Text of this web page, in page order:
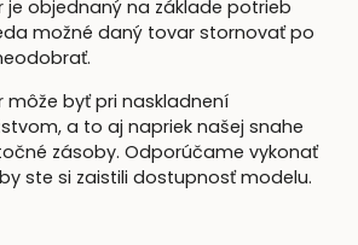
je objednaný na základe potrieb
možné daný tovar stornovať po
môže byť pri naskladnení
a to aj napriek našej snahe
zásoby. Odporúčame vykonať
ste si zaistili dostupnosť modelu.